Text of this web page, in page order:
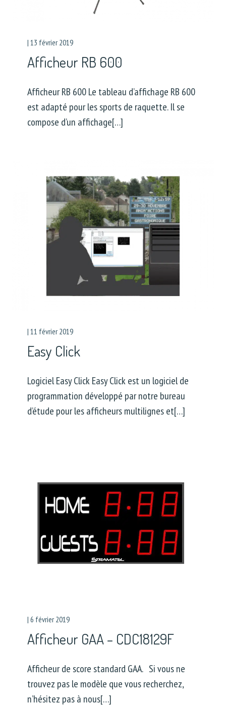
| 13 février 2019
Afficheur RB 600
Afficheur RB 600 Le tableau d’affichage RB 600
est adapté pour les sports de raquette. Il se
compose d’un affichage[…]
| 11 février 2019
Easy Click
Logiciel Easy Click Easy Click est un logiciel de
programmation développé par notre bureau
d’étude pour les afficheurs multilignes et[…]
| 6 février 2019
Afficheur GAA – CDC18129F
Afficheur de score standard GAA. Si vous ne
trouvez pas le modèle que vous recherchez,
n’hésitez pas à nous[…]